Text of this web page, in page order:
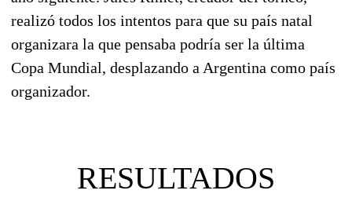
realizó todos los intentos para que su país natal
organizara la que pensaba podría ser la última
Copa Mundial, desplazando a Argentina como país
organizador.
RESULTADOS